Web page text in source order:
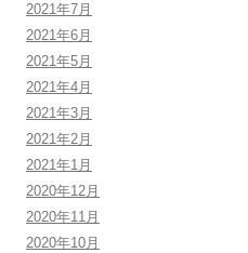
2021年7月
2021年6月
2021年5月
2021年4月
2021年3月
2021年2月
2021年1月
2020年12月
2020年11月
2020年10月